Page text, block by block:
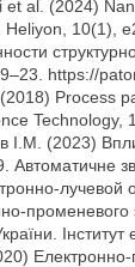
al. (2024)
10(1),
https://
Technology,
(2023)
Автоматичне
лучевой